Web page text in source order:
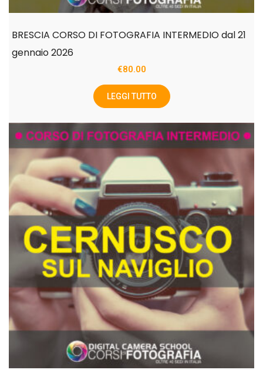
BRESCIA CORSO DI FOTOGRAFIA INTERMEDIO dal 21
gennaio 2026
€80.00
LEGGI TUTTO